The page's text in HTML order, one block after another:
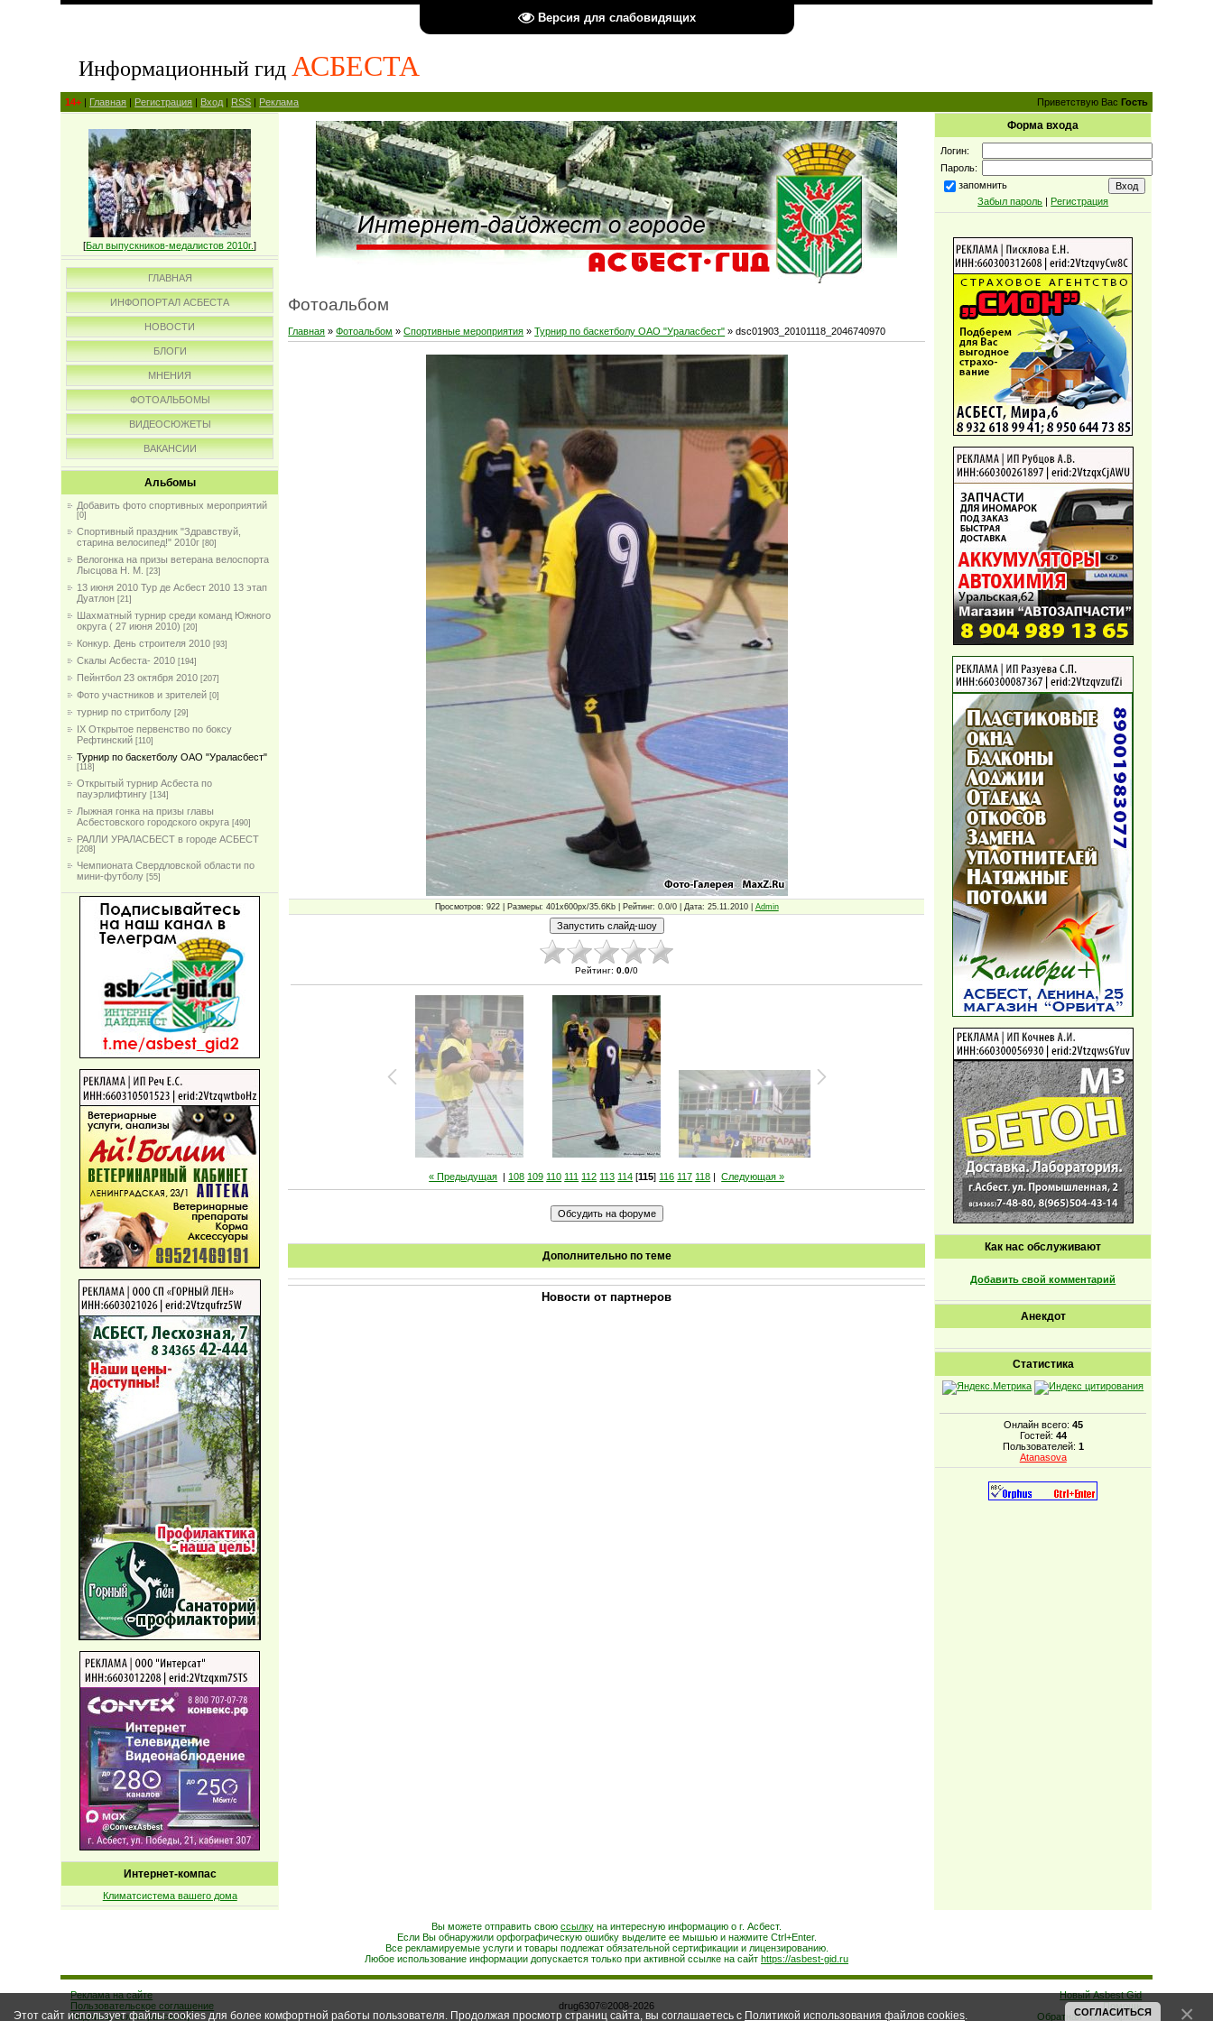
Версия для слабовидящих
Информационный гид АСБЕСТА
14+ | Главная | Регистрация | Вход | RSS | Реклама Приветствую Вас Гость
[Бал выпускников-медалистов 2010г.]
ГЛАВНАЯ
ИНФОПОРТАЛ АСБЕСТА
НОВОСТИ
БЛОГИ
МНЕНИЯ
ФОТОАЛЬБОМЫ
ВИДЕОСЮЖЕТЫ
ВАКАНСИИ
Альбомы
Добавить фото спортивных мероприятий
[0]
Спортивный праздник "Здравствуй,
старина велосипед!" 2010г [80]
Велогонка на призы ветерана велоспорта
Лысцова Н. М.
[23]
13 июня 2010 Тур де Асбест 2010 13 этап
Дуатлон [21]
Шахматный турнир среди команд Южного
округа ( 27 июня 2010) [20]
Конкур. День строителя 2010 [93]
Скалы Асбеста- 2010 [194]
Пейнтбол 23 октября 2010 [207]
Фото участников и зрителей [0]
турнир по стритболу [29]
IX Открытое первенство по боксу
Рефтинский [110]
Турнир по баскетболу ОАО "Ураласбест"
[118]
Открытый турнир Асбеста по
пауэрлифтингу [134]
Лыжная гонка на призы главы
Асбестовского городского округа [490]
РАЛЛИ УРАЛАСБЕСТ в городе АСБЕСТ
[208]
Чемпионата Свердловской области по
мини-футболу [55]
Интернет-компас
Климатсистема вашего дома
Фотоальбом
Главная »Фотоальбом »Спортивные мероприятия »Турнир по баскетболу ОАО "Ураласбест" » dsc01903_20101118_2046740970
Просмотров: 922 | Размеры: 401x600px/35.6Kb | Рейтинг: 0.0/0 | Дата: 25.11.2010 | Admin
Рейтинг: 0.0/0
« Предыдущая | 108 109 110 111 112 113 114 [115] 116 117 118 |Следующая »
Дополнительно по теме
Новости от партнеров
Форма входа
Логин:
Пароль:
запомнить
Забыл пароль | Регистрация
Как нас обслуживают
Добавить свой комментарий
Анекдот
Статистика
Онлайн всего: 45
Гостей: 44
Пользователей: 1
Atanasova
Вы можете отправить свою ссылку на интересную информацию о г. Асбест.
Если Вы обнаружили орфографическую ошибку выделите ее мышью и нажмите Ctrl+Enter.
Все рекламируемые услуги и товары подлежат обязательной сертификации и лицензированию.
Любое использование информации допускается только при активной ссылке на сайт https://asbest-gid.ru
Реклама на сайте
Пользовательское соглашение
Подписаться на рассылку
drug6307©2008-2026
Новый Asbest Gid
Помощь
Обратная связь Архив
Этот сайт использует файлы cookies для более комфортной работы пользователя. Продолжая просмотр страниц сайта, вы соглашаетесь с Политикой использования файлов cookies СОГЛАСИТЬСЯ